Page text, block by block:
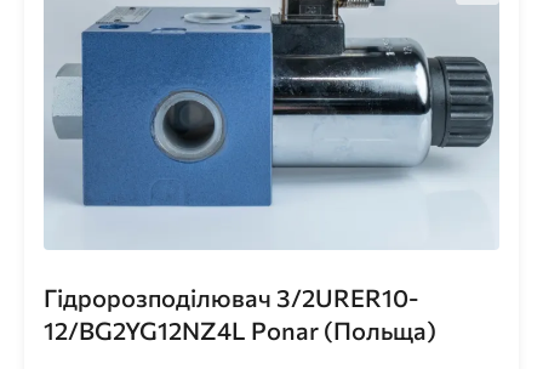
Гідророзподілювач 3/2URER10-
12/BG2YG12NZ4L Ponar (Польща)